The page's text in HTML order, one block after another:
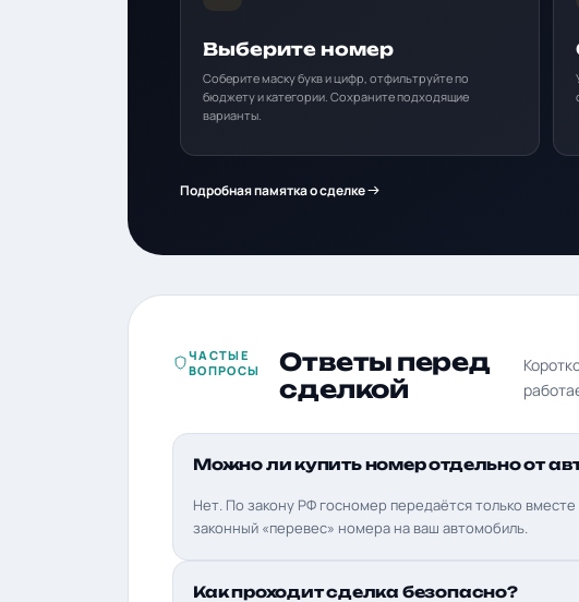
Выберите номер
Соберите маску букв и цифр, отфильтруйте по
бюджету и категории. Сохраните подходящие
варианты.
Подробная памятка о сделке
ЧАСТЫЕ
ВОПРОСЫ
Ответы перед
сделкой
Можно ли купить номер отдельно от
Нет. По закону РФ госномер передаётся только
законный «перевес» номера на ваш автомобиль.
Как проходит сделка безопасно?